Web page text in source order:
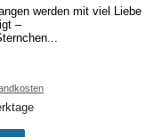
werden mit viel Liebe
–